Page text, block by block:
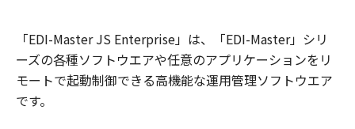
「EDI-Master JS Enterprise」は、「EDI-Master」シリ
ーズの各種ソフトウエアや任意のアプリケーションをリ
モートで起動制御できる高機能な運用管理ソフトウエア
です。